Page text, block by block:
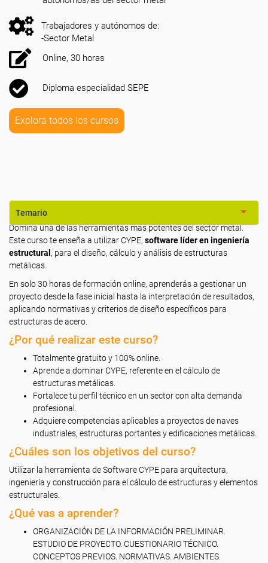
Trabajadores y autónomos de:
-Sector Metal
Online, 30 horas
Diploma especialidad SEPE
Explora todos los cursos
Temario
Domina una de las herramientas más potentes del sector metal.
Este curso te enseña a utilizar CYPE, software líder en ingeniería
estructural , para el diseño, cálculo y análisis de estructuras
metálicas.
En solo 30 horas de formación online, aprenderás a gestionar un
proyecto desde la fase inicial hasta la interpretación de resultados,
aplicando normativas y criterios de diseño específicos para
estructuras de acero.
¿Por qué realizar este curso?
Totalmente gratuito y 100% online.
Aprende a dominar CYPE, referente en el cálculo de
estructuras metálicas.
Fortalece tu perfil técnico en un sector con alta demanda
profesional.
Adquiere competencias aplicables a proyectos de naves
industriales, estructuras portantes y edificaciones metálicas.
¿Cuáles son los objetivos del curso?
Utilizar la herramienta de Software CYPE para arquitectura,
ingeniería y construcción para el cálculo de estructuras y elementos
estructurales.
¿Qué vas a aprender?
ORGANIZACIÓN DE LA INFORMACIÓN PRELIMINAR.
ESTUDIO DE PROYECTO. CUESTIONARIO TÉCNICO.
CONCEPTOS PREVIOS. NORMATIVAS. AMBIENTES.